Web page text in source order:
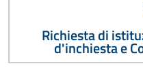
Richiesta di
d'inchiesta e